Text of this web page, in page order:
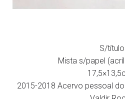
S/título
Mista s/papel
2015-2018 Acervo pessoal